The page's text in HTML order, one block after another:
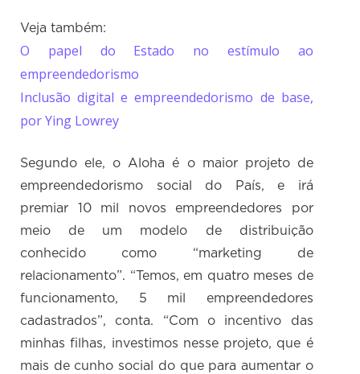
Veja também:
O papel do Estado no estímulo ao
empreendedorismo
Inclusão digital e empreendedorismo de base,
por Ying Lowrey
Segundo ele, o Aloha é o maior projeto de
empreendedorismo social do País, e irá
premiar 10 mil novos empreendedores por
meio de um modelo de distribuição
conhecido como “marketing de
relacionamento”. “Temos, em quatro meses de
funcionamento, 5 mil empreendedores
cadastrados”, conta. “Com o incentivo das
minhas filhas, investimos nesse projeto, que é
mais de cunho social do que para aumentar o